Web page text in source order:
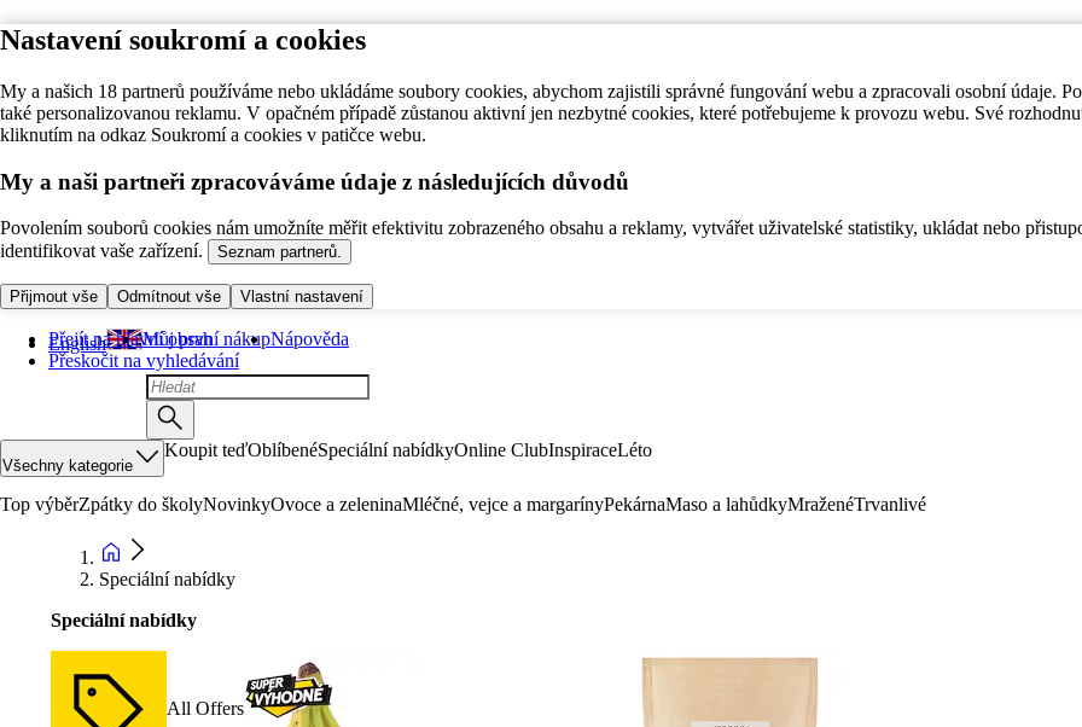
Nastavení soukromí a cookies
My a našich 18 partnerů používáme nebo ukládáme soubory cookies, abychom zajistili správné fungování webu a zpracovali osobní údaje.
také personalizovanou reklamu. V opačném případě zůstanou aktivní jen nezbytné cookies, které potřebujeme k provozu webu. Své
kliknutím na odkaz Soukromí a cookies v patičce webu.
My a naši partneři zpracováváme údaje z následujících důvodů
Povolením souborů cookies nám umožníte měřit efektivitu zobrazeného obsahu a reklamy, vytvářet uživatelské statistiky, ukládat nebo
identifikovat vaše zařízení.
Seznam partnerů.
Přijmout vše Odmítnout vše Vlastní nastavení
Přejít na hlavní obsah
Přeskočit na vyhledávání
English Můj první nákupNápověda
Všechny kategorie
Koupit teďOblíbenéSpeciální nabídkyOnline ClubInspiraceLéto
Top výběrZpátky do školyNovinkyOvoce a zeleninaMléčné, vejce a margarínyPekárnaMaso a lahůdkyMraženéTrvanlivé
Speciální nabídky
Speciální nabídky
All Offers